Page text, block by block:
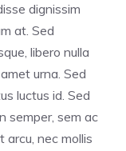
dignissim
at. Sed
libero nulla
urna. Sed
luctus id. Sed
semper, sem ac
arcu, nec mollis